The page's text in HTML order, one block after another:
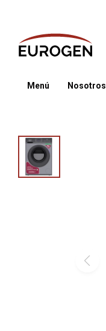
Menú Nosotros